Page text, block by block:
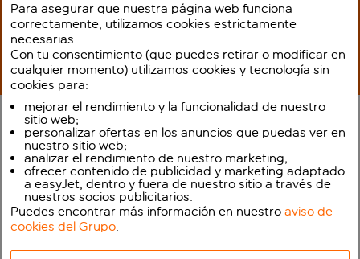
Factura y descarga las
tarjetas de embarque para
móviles en la aplicación
para los vuelos procedentes
de la mayoría de los
aeropuertos de nuestra red
Para asegurar que nuestra página web funciona
correctamente, utilizamos cookies estrictamente
necesarias.
Con tu consentimiento (que puedes retirar o modificar en
cualquier momento) utilizamos cookies y tecnología sin
cookies para:
mejorar el rendimiento y la funcionalidad de nuestro
sitio web;
personalizar ofertas en los anuncios que puedas ver en
nuestro sitio web;
analizar el rendimiento de nuestro marketing;
ofrecer contenido de publicidad y marketing adaptado
a easyJet, dentro y fuera de nuestro sitio a través de
nuestros socios publicitarios.
Puedes encontrar más información en nuestroaviso de
cookies del Grupo.